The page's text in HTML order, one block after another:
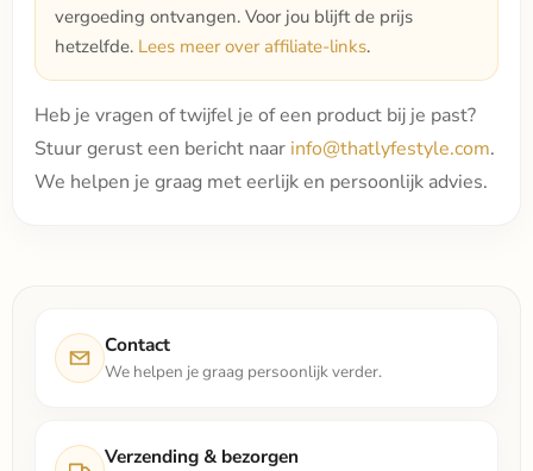
vergoeding ontvangen. Voor jou blijft de prijs
hetzelfde. Lees meer over affiliate-links.
Heb je vragen of twijfel je of een product bij je past?
Stuur gerust een bericht naar info@thatlyfestyle.com.
We helpen je graag met eerlijk en persoonlijk advies.
Contact
We helpen je graag persoonlijk verder.
Verzending & bezorgen